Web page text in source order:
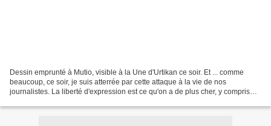
Dessin emprunté à Mutio, visible à la Une d'Urtikan ce soir. Et ... comme
beaucoup, ce soir, je suis atterrée par cette attaque à la vie de nos
journalistes. La liberté d'expression est ce qu'on a de plus cher, y compris